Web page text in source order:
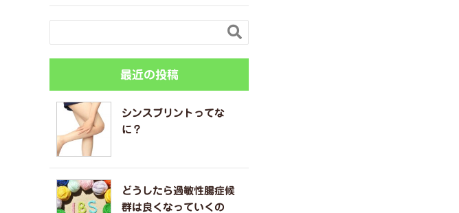

最近の投稿
シンスプリントってな
に？
どうしたら過敏性腸症候
群は良くなっていくの